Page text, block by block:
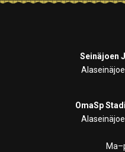
Seinäjoen
OmaSp